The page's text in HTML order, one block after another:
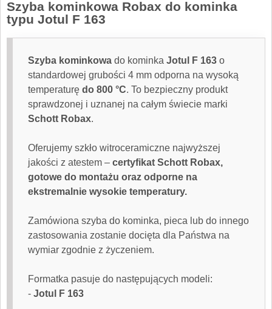
Szyba kominkowa Robax do kominka
typu Jotul F 163
Szyba kominkowa do kominka Jotul F 163 o
standardowej grubości 4 mm odporna na wysoką
temperaturę do 800 °C. To bezpieczny produkt
sprawdzonej i uznanej na całym świecie marki
Schott Robax.
Oferujemy szkło witroceramiczne najwyższej
jakości z atestem – certyfikat Schott Robax,
gotowe do montażu oraz odporne na
ekstremalnie wysokie temperatury.
Zamówiona szyba do kominka, pieca lub do innego
zastosowania zostanie docięta dla Państwa na
wymiar zgodnie z życzeniem.
Formatka pasuje do następujących modeli:
- Jotul F 163